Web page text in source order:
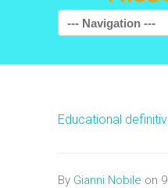
Navigation
Educational
By Gianni Nobile on